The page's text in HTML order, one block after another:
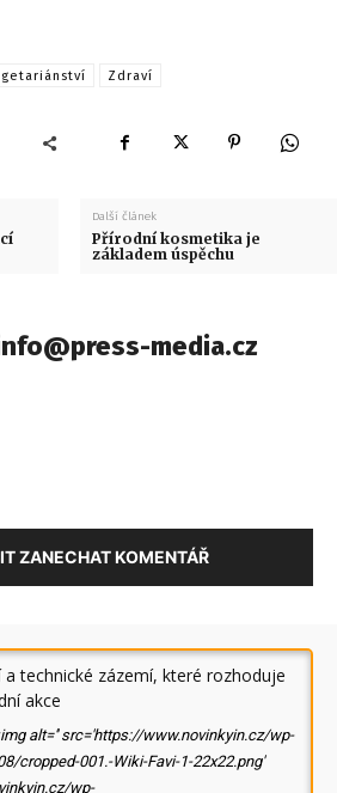
Zdraví
Další článek
Přírodní kosmetika je
základem úspěchu
media.cz
ZANECHAT KOMENTÁŘ
technické zázemí, které rozhoduje
akce
alt='' src='https://www.novinkyin.cz/wp-
cropped-001.-Wiki-Favi-1-22x22.png'
wp-